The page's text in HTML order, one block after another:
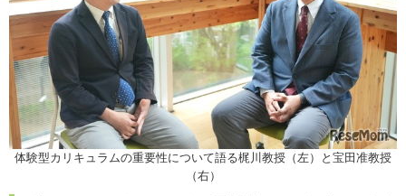
体験型カリキュラムの重要性について語る梶川教授（左）と宝田准教授
（右）